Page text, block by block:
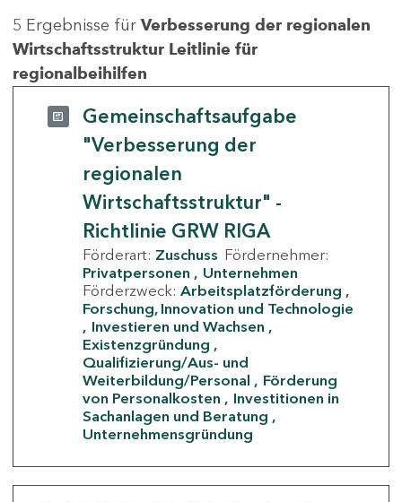
5 Ergebnisse für Verbesserung der regionalen
Wirtschaftsstruktur Leitlinie für
regionalbeihilfen
Gemeinschaftsaufgabe
"Verbesserung der
regionalen
Wirtschaftsstruktur" -
Richtlinie GRW RIGA
Förderart: Zuschuss Fördernehmer:
Privatpersonen
Unternehmen
Förderzweck: Arbeitsplatzförderung
Forschung, Innovation und Technologie
Investieren und Wachsen
Existenzgründung
Qualifizierung/Aus- und
Weiterbildung/Personal
Förderung
von Personalkosten
Investitionen in
Sachanlagen und Beratung
Unternehmensgründung